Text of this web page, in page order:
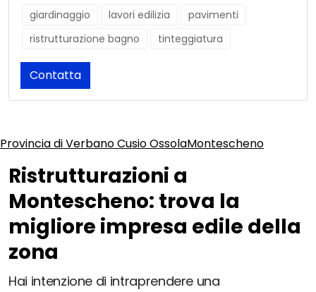
giardinaggio lavori edilizia
pavimenti
ristrutturazione bagno
tinteggiatura
Contatta
Provincia di Verbano Cusio OssolaMontescheno
Ristrutturazioni a
Montescheno: trova la
migliore impresa edile della
zona
Hai intenzione di intraprendere una